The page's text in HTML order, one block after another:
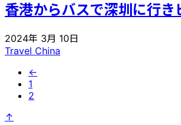
香港からバスで深圳に行き
2024年 3月 10日
Travel China
←
1
2
↑